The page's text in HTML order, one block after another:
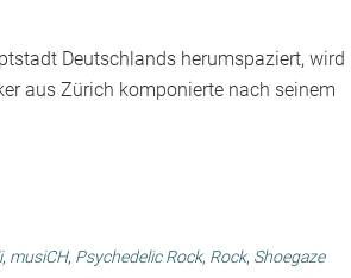
Deutschlands herumspaziert, wird
aus Zürich komponierte nach seinem
, musiCH, Psychedelic Rock, Rock, Shoegaze